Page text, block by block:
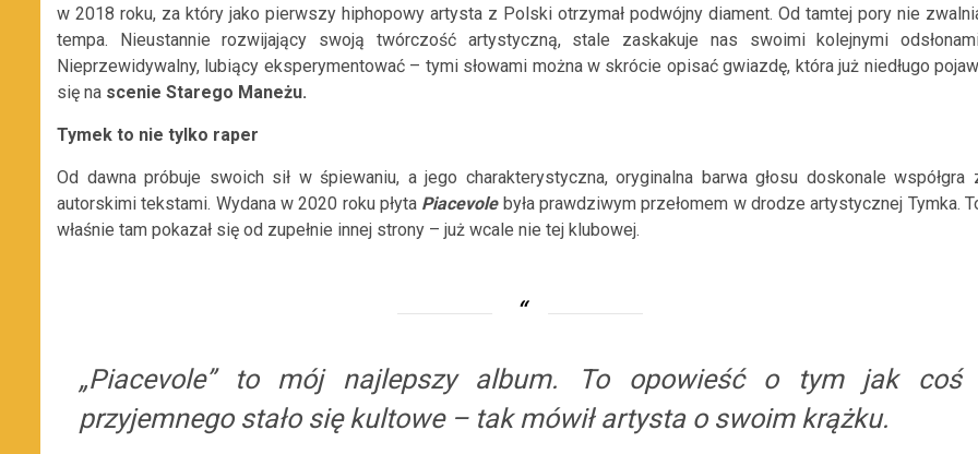
w 2018 roku, za który jako pierwszy hiphopowy artysta z Polski otrzymał podwójny diament. Od tamtej pory nie
tempa. Nieustannie rozwijający swoją twórczość artystyczną, stale zaskakuje nas swoimi kolejnymi
Nieprzewidywalny, lubiący eksperymentować – tymi słowami można w skrócie opisać gwiazdę, która już niedługo
się na scenie Starego Maneżu.
Tymek to nie tylko raper
Od dawna próbuje swoich sił w śpiewaniu, a jego charakterystyczna, oryginalna barwa głosu doskonale współgra
autorskimi tekstami. Wydana w 2020 roku płyta Piacevolebyła prawdziwym przełomem w drodze artystycznej Tymka.
właśnie tam pokazał się od zupełnie innej strony – już wcale nie tej klubowej.
„Piacevole” to mój najlepszy album. To opowieść o tym jak coś
przyjemnego stało się kultowe – tak mówił artysta o swoim krążku.